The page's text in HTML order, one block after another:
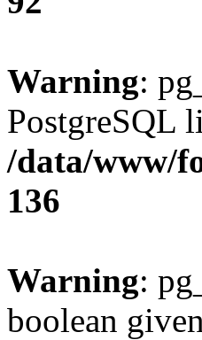
Warning:
PostgreSQL
/data/www/
136
Warning:
boolean